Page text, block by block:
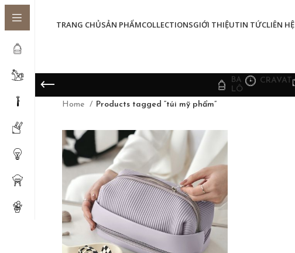
TRANG CHỦSẢN PHẨMCOLLECTIONSGIỚI THIỆUTIN TỨCLIÊN HỆ
BA
LÔ
CRAVAT
Home Products tagged “túi mỹ phẩm”